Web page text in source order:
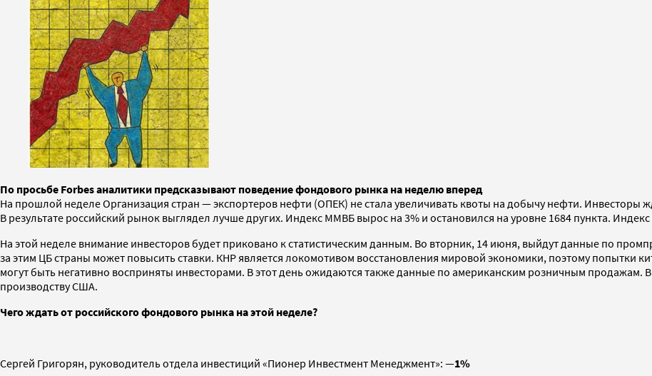
По просьбе Forbes аналитики предсказывают поведение фондового рынка на неделю вперед
На прошлой неделе Организация стран — экспортеров нефти (ОПЕК) не стала увеличивать квоты на добычу нефти. Инвесторы
В результате российский рынок выглядел лучше других. Индекс ММВБ вырос на 3% и остановился на уровне 1684 пункта.
На этой неделе внимание инвесторов будет приковано к статистическим данным. Во вторник, 14 июня, выйдут данные по
за этим ЦБ страны может повысить ставки. КНР является локомотивом восстановления мировой экономики, поэтому попытки
могут быть негативно восприняты инвесторами. В этот день ожидаются также данные по американским розничным
производству США.
Чего ждать от российского фондового рынка на этой неделе?
Сергей Григорян, руководитель отдела инвестиций «Пионер Инвестмент Менеджмент»: —1%